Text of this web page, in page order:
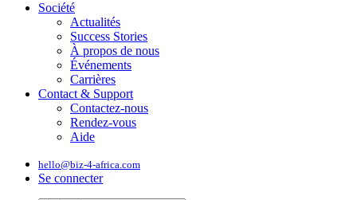
Société
Actualités
Success Stories
À propos de nous
Événements
Carrières
Contact & Support
Contactez-nous
Rendez-vous
Aide
hello@biz-4-africa.com
Se connecter